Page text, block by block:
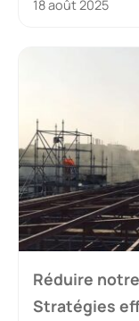
18 août 2025
Réduire
Stratégies